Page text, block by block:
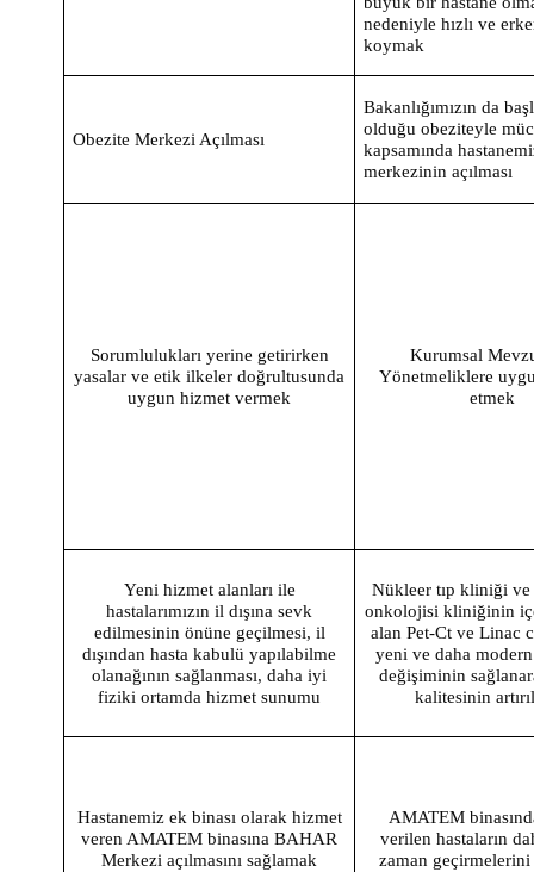
nedeniyle hızlı ve
koymak
Obezite Merkezi Açılması
Bakanlığımızın da
olduğu obeziteyle
kapsamında
merkezinin açılması
Sorumlulukları yerine getirirken
yasalar ve etik ilkeler doğrultusunda
uygun hizmet vermek
Kurumsal
Yönetmeliklere
etmek
Yeni hizmet alanları ile
hastalarımızın il dışına sevk
edilmesinin önüne geçilmesi, il
dışından hasta kabulü yapılabilme
olanağının sağlanması, daha iyi
fiziki ortamda hizmet sunumu
Nükleer tıp kliniği ve
onkolojisi kliniğinin
alan Pet-Ct ve Linac
yeni ve daha
değişiminin
kalitesinin
Hastanemiz ek binası olarak hizmet
veren AMATEM binasına BAHAR
Merkezi açılmasını sağlamak
AMATEM
verilen hastaların
zaman geçirmelerini